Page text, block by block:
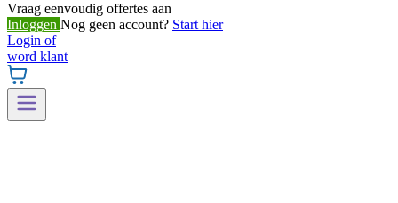
Vraag eenvoudig offertes aan
Inloggen Nog geen account? Start hier
Login of
word klant